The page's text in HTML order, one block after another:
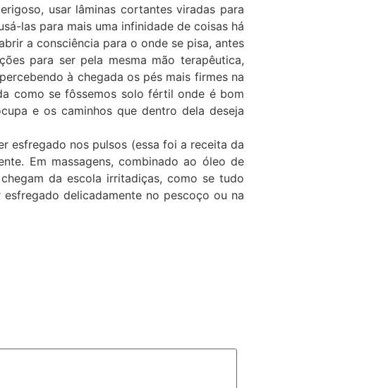
usar lâminas cortantes viradas para
las para mais uma infinidade de coisas há
a consciência para o onde se pisa, antes
para ser pela mesma mão terapêutica,
à chegada os pés mais firmes na
como se fôssemos solo fértil onde é bom
e os caminhos que dentro dela deseja
esfregado nos pulsos (essa foi a receita da
Em massagens, combinado ao óleo de
da escola irritadiças, como se tudo
delicadamente no pescoço ou na